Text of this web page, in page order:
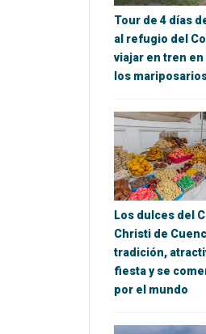
Tour de 4 días
al refugio del
viajar en tren en
los
Los dulces del
Christi de
tradición,
fiesta y se
por el mundo